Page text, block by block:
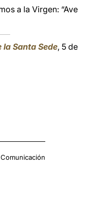
a la Virgen: “Ave
la Santa Sede, 5 de